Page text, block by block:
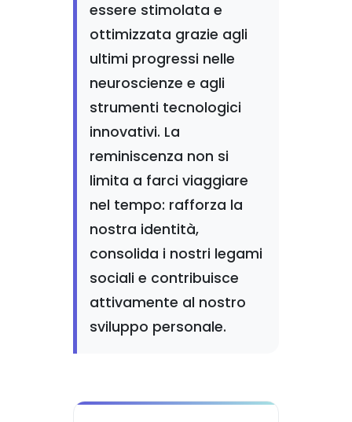
essere stimolata e
ottimizzata grazie agli
ultimi progressi nelle
neuroscienze e agli
strumenti tecnologici
innovativi. La
reminiscenza non si
limita a farci viaggiare
nel tempo: rafforza la
nostra identità,
consolida i nostri legami
sociali e contribuisce
attivamente al nostro
sviluppo personale.